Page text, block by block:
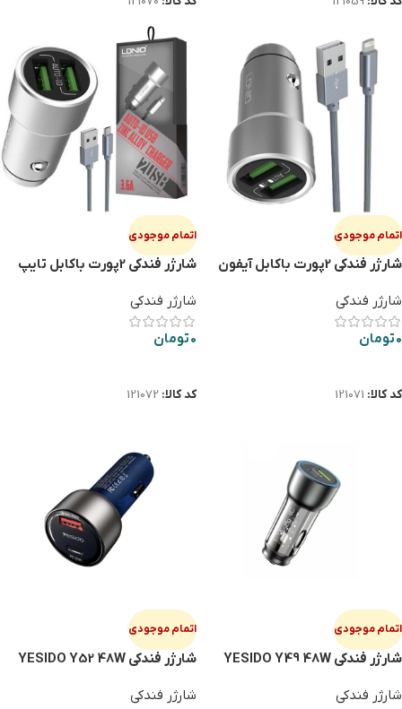
اتمام موجودی
شارژر فندکی 2پورت باکابل آیفون
شارژر فندکی
0تومان
کد کالا: 121071
اتمام موجودی
شارژر فندکی 2پورت باکابل تایپ
شارژر فندکی
0تومان
کد کالا: 121072
اتمام موجودی
شارژر فندکی YESIDO Y49 48W
شارژر فندکی
اتمام موجودی
شارژر فندکی YESIDO Y52 48W
شارژر فندکی